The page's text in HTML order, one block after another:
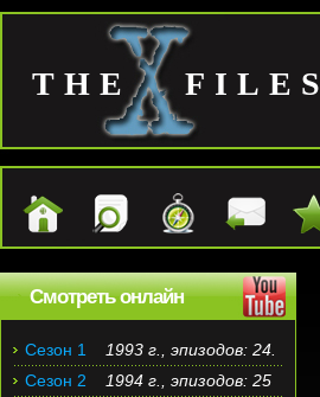
THE FILES
Смотреть онлайн
Сезон 1
1993 г., эпизодов: 24.
Сезон 2
1994 г., эпизодов: 25